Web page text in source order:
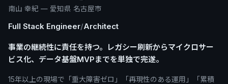
南山 幸紀 — 愛知県 名古屋市
Full Stack Engineer/Architect
事業の継続性に責任を持つ。レガシー刷新からマイクロサー
ビス化、データ基盤MVPまでを単独で完遂。
15年以上の現場で「重大障害ゼロ」「再現性のある運用」「累積